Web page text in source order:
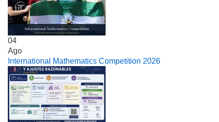
04
Ago
International Mathematics Competition 2026